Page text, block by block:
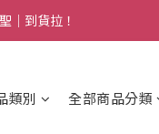
你財運「轉」進來
你財運「轉」進來
類別 全部商品分類